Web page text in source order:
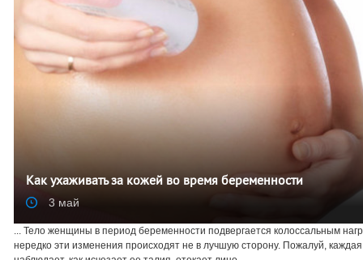
Как ухаживать за кожей во время беременности
3 май
... Тело женщины в период беременности подвергается колоссальным
нередко эти изменения происходят не в лучшую сторону. Пожалуй,